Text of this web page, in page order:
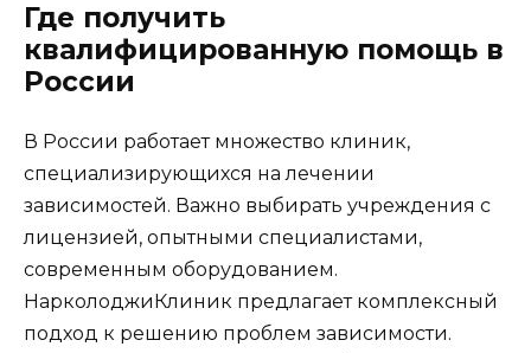
Где получить
квалифицированную помощь в
России
В России работает множество клиник,
специализирующихся на лечении
зависимостей. Важно выбирать учреждения с
лицензией, опытными специалистами,
современным оборудованием.
НарколоджиКлиник предлагает комплексный
подход к решению проблем зависимости.